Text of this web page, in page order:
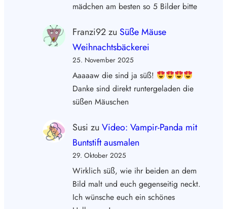
mädchen am besten so 5 Bilder bitte
Franzi92zu Süße Mäuse
Weihnachtsbäckerei
25. November 2025
Aaaaaw die sind ja süß!
Danke sind direkt runtergeladen die
süßen Mäuschen
Susi zu Video: Vampir-Panda mit
Buntstift ausmalen
29. Oktober 2025
Wirklich süß, wie ihr beiden an dem
Bild malt und euch gegenseitig neckt.
Ich wünsche euch ein schönes